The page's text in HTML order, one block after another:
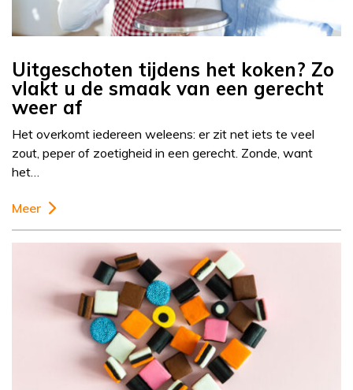
Uitgeschoten tijdens het koken? Zo
vlakt u de smaak van een gerecht
weer af
Het overkomt iedereen weleens: er zit net iets te veel
zout, peper of zoetigheid in een gerecht. Zonde, want
het…
Meer